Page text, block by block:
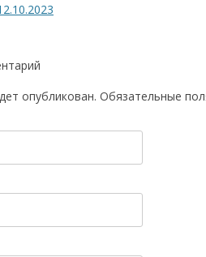
опубликован. Обязательные